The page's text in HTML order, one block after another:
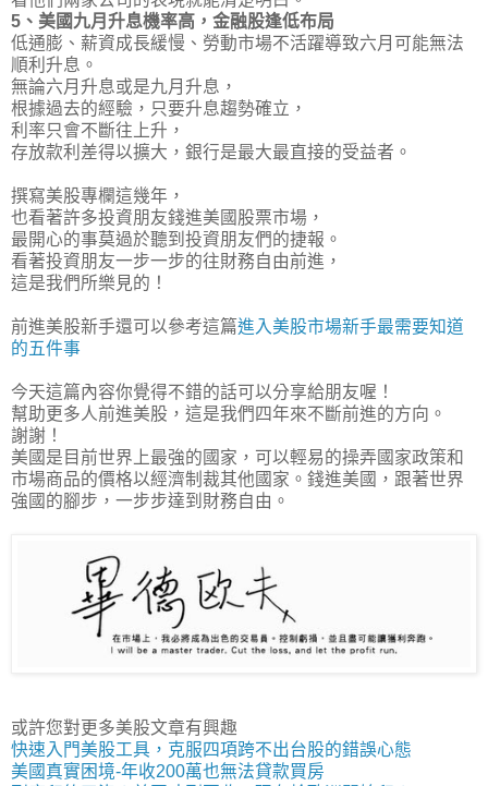
5、美國九月升息機率高，金融股逢低布局
低通膨、薪資成長緩慢、勞動市場不活躍導致六月可能無法
順利升息。
無論六月升息或是九月升息，
根據過去的經驗，只要升息趨勢確立，
利率只會不斷往上升，
存放款利差得以擴大，銀行是最大最直接的受益者。
撰寫美股專欄這幾年，
也看著許多投資朋友錢進美國股票市場，
最開心的事莫過於聽到投資朋友們的捷報。
看著投資朋友一步一步的往財務自由前進，
這是我們所樂見的！
前進美股新手還可以參考這篇進入美股市場新手最需要知道
的五件事
今天這篇內容你覺得不錯的話可以分享給朋友喔！
幫助更多人前進美股，這是我們四年來不斷前進的方向。
謝謝！
美國是目前世界上最強的國家，可以輕易的操弄國家政策和
市場商品的價格以經濟制裁其他國家。錢進美國，跟著世界
強國的腳步，一步步達到財務自由。
或許您對更多美股文章有興趣
快速入門美股工具，克服四項跨不出台股的錯誤心態
美國真實困境-年收200萬也無法貸款買房